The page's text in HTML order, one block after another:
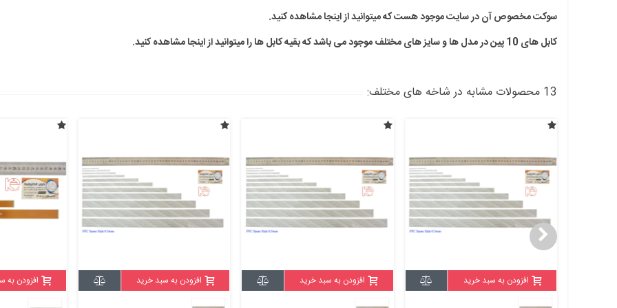
سوکت مخصوص آن در سایت موجود هست که میتوانید از اینجا مشاهده کنید.
کابل های 10 پین در مدل ها و سایز های مختلف موجود می باشد که بقیه کابل ها را میتوانید از اینجا مشاهده کنید.
13 محصولات مشابه در شاخه های مختلف:
افزودن به سبد خرید افزودن به سبد خرید افزودن به سبد خرید افزودن به